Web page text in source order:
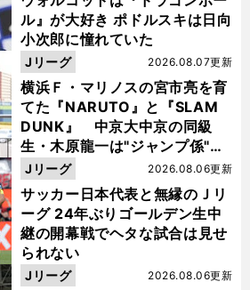
ル』が大好き ポドルスキは日向
小次郎に憧れていた
横浜Ｆ・マリノスの宮市亮を育
てた『NARUTO』と『SLAM
DUNK』 中京大中京の同級
生・木原龍一は"ジャンプ係"だ
った
2026.08.07更新
Jリーグ
サッカー日本代表と無縁のＪリ
ーグ 24年ぶりゴールデン生中
継の開幕戦でヘタな試合は見せ
られない
2026.08.06更新
Jリーグ
2026.08.06更新
Jリーグ